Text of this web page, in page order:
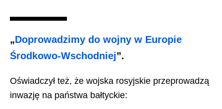
„Doprowadzimy do wojny w Europie
Środkowo-Wschodniej”.
Oświadczył też, że wojska rosyjskie przeprowadzą
inwazję na państwa bałtyckie: